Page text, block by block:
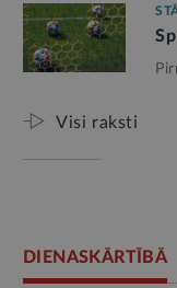
Visi raksti
DIENASKĀRTĪBĀ